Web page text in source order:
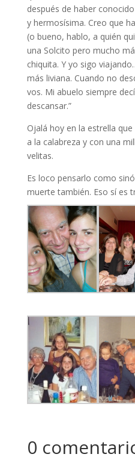
después de haber
y hermosísima. Creo que
(o bueno, hablo, a quién
una Solcito pero mucho
chiquita. Y yo sigo
más liviana. Cuando no
vos. Mi abuelo siempre
descansar.”
Ojalá hoy en la estrella
a la calabreza y con una
velitas.
Es loco pensarlo como
muerte también. Eso sí es
0